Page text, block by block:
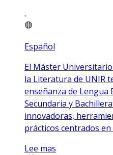
Español
El Máster
la Literatura de UNIR
enseñanza de Lengua
Secundaria y
innovadoras,
prácticos centrados en
Lee mas